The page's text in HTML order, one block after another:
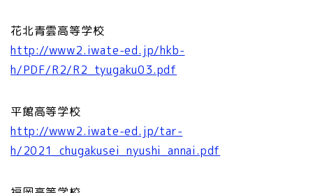
花北青雲高等学校
http://www2.iwate-ed.jp/hkb-
h/PDF/R2/R2_tyugaku03.pdf
平館高等学校
http://www2.iwate-ed.jp/tar-
h/2021_chugakusei_nyushi_annai.pdf